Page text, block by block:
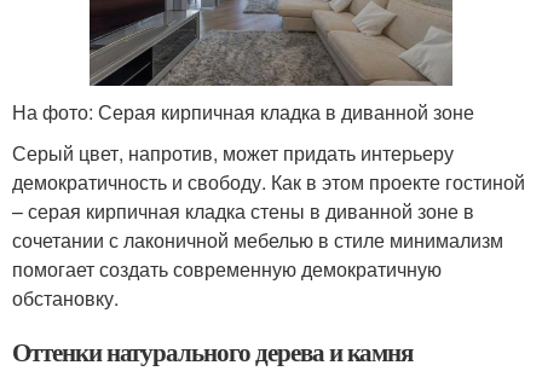
На фото: Серая кирпичная кладка в диванной зоне
Серый цвет, напротив, может придать интерьеру
демократичность и свободу. Как в этом проекте гостиной
– серая кирпичная кладка стены в диванной зоне в
сочетании с лаконичной мебелью в стиле минимализм
помогает создать современную демократичную
обстановку.
Оттенки натурального дерева и камня